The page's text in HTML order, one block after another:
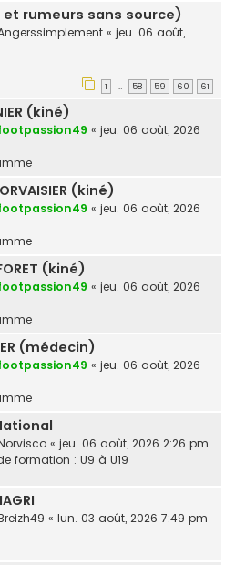
et rumeurs sans source)
« jeu. 06 août,
1 … 58 59 60 61
(kiné)
« jeu. 06 août, 2026
(kiné)
« jeu. 06 août, 2026
(kiné)
« jeu. 06 août, 2026
(médecin)
« jeu. 06 août, 2026
« jeu. 06 août, 2026 2:26 pm
formation : U9 à U19
« lun. 03 août, 2026 7:49 pm